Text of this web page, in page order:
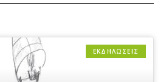
ΕΚΔΗΛΩΣΕΙΣ